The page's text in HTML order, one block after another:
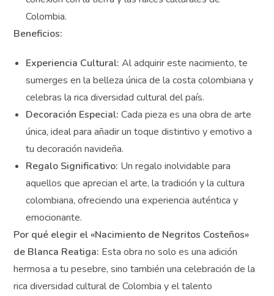
conexión con la tierra y las raíces culturales de
Experiencia Cultural:
Al adquirir este nacimiento, te
sumerges en la belleza única de la costa colombiana
y celebras la rica diversidad cultural del país.
Decoración Especial:
Cada pieza es una obra de arte
única, ideal para añadir un toque distintivo y emotivo
Regalo Significativo:
Un regalo inolvidable para
aquellos que aprecian el arte, la tradición y la cultura
colombiana, ofreciendo una experiencia auténtica y
Por qué elegir el «Nacimiento de Negritos Costeños»
de Blanca Reatiga:
hermosa a tu pesebre, sino también una celebración de